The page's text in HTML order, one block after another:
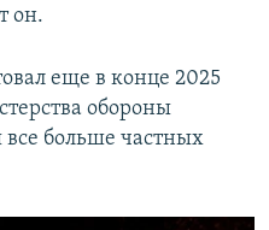
он.
еще в конце 2025
обороны
больше частных